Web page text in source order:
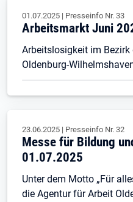
01.07.2025 | Presseinfo Nr. 33
Arbeitsmarkt Juni
Arbeitslosigkeit im
Oldenburg-
23.06.2025 | Presseinfo Nr. 32
Messe für Bildung
01.07.2025
Unter dem Motto „Für
die Agentur für Arbeit